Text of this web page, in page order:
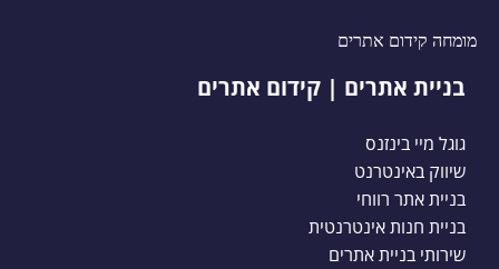
מומחה קידום אתרים
בניית אתרים | קידום אתרים
גוגל מיי בינזנס
שיווק באינטרנט
בניית אתר רווחי
בניית חנות אינטרנטית
שירותי בניית אתרים